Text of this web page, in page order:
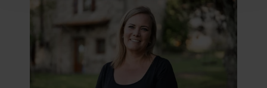
en om ons websiteverkeer te analyseren. Ook delen we
informatie over uw gebruik van onze site met onze
partners voor social media, adverteren en analyse. Deze
partners kunnen deze gegevens combineren met andere
informatie die u aan ze heeft verstrekt of die ze hebben
verzameld op basis van uw gebruik van hun services. U